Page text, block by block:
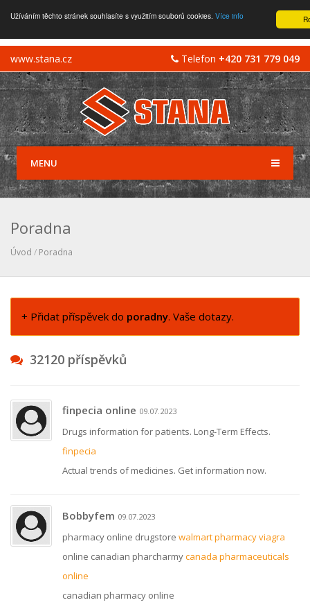
Užíváním těchto stránek souhlasíte s využitím souborů cookies. Více info
Telefon +420 731 779 049
www.stana.cz
MENU
Poradna
Úvod / Poradna
+ Přidat příspěvek do poradny. Vaše dotazy.
32120 příspěvků
finpecia online 09.07.2023
Drugs information for patients. Long-Term Effects.
finpecia
Actual trends of medicines. Get information now.
Bobbyfem 09.07.2023
pharmacy online drugstore walmart pharmacy viagra
online canadian pharcharmycanada pharmaceuticals
online
canadian pharmacy online